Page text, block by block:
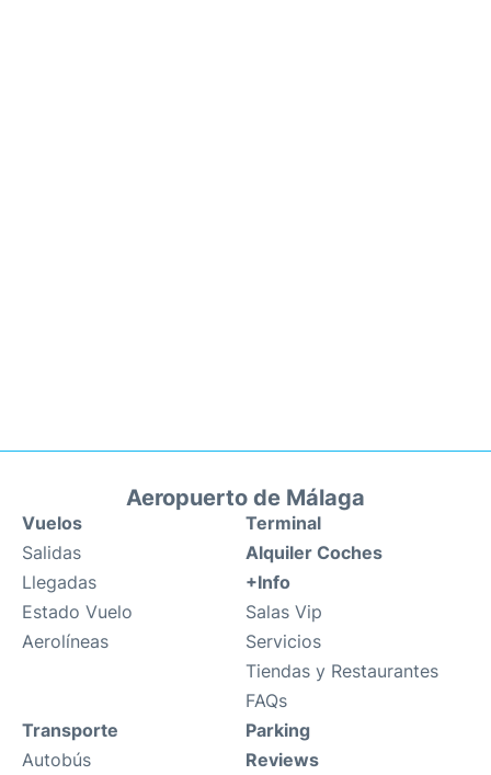
Aeropuerto de Málaga
Vuelos
Salidas
Llegadas
Estado Vuelo
Aerolíneas
Terminal
Alquiler Coches
+Info
Salas Vip
Servicios
Tiendas y Restaurantes
FAQs
Transporte
Autobús
Parking
Reviews